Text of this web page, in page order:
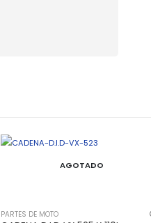
AGOTADO
PARTES DE MOTO